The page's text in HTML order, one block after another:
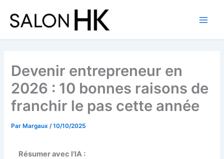
contenu
Devenir entrepreneur en
2026 : 10 bonnes raisons de
franchir le pas cette année
ParMargaux /10/10/2025
Résumer avec l'IA :